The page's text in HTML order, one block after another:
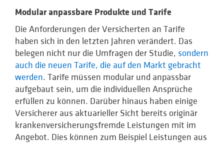
Modular anpassbare Produkte und Tarife
Die Anforderungen der Versicherten an Tarife
haben sich in den letzten Jahren verändert. Das
belegen nicht nur die Umfragen der Studie, sondern
auch die neuen Tarife, die auf den Markt gebracht
werden. Tarife müssen modular und anpassbar
aufgebaut sein, um die individuellen Ansprüche
erfüllen zu können. Darüber hinaus haben einige
Versicherer aus aktuarieller Sicht bereits originär
krankenversicherungsfremde Leistungen mit im
Angebot. Dies können zum Beispiel Leistungen aus